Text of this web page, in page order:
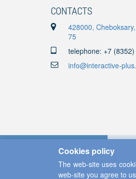
CONTACTS
428000,
75
telephone: +7
info@interactive-
Cookies policy
The web-site uses
web-site you agree to